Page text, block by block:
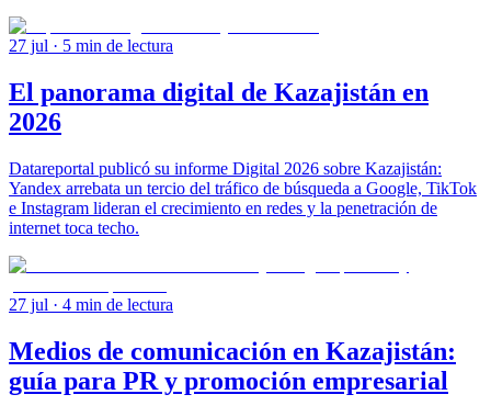
27 jul · 5 min de lectura
El panorama digital de Kazajistán en
2026
Datareportal publicó su informe Digital 2026 sobre Kazajistán:
Yandex arrebata un tercio del tráfico de búsqueda a Google, TikTok
e Instagram lideran el crecimiento en redes y la penetración de
internet toca techo.
27 jul · 4 min de lectura
Medios de comunicación en Kazajistán:
guía para PR y promoción empresarial